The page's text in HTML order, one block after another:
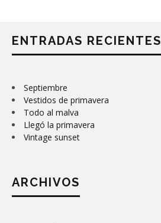
ENTRADAS RECIENTES
Septiembre
Vestidos de primavera
Todo al malva
Llegó la primavera
Vintage sunset
ARCHIVOS